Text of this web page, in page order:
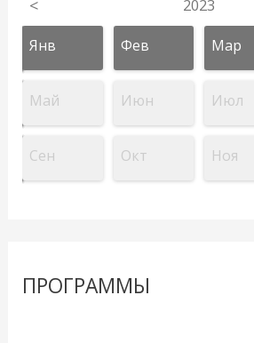
< 2023
Янв Фев Мар
Май Июн Июл
Сен Окт Ноя
ПРОГРАММЫ